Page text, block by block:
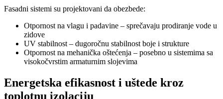
Fasadni sistemi su projektovani da obezbede:
Otpornost na vlagu i padavine – sprečavaju prodiranje vode u
zidove
UV stabilnost – dugoročnu stabilnost boje i strukture
Otpornost na mehanička oštećenja – posebno u sistemima sa
visokočvrstim armaturnim slojevima
Energetska efikasnost i uštede kroz
toplotnu izolaciju